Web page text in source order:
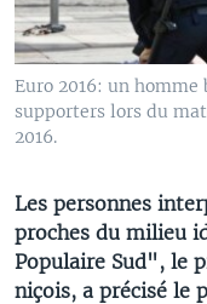
Euro 2016: un homme
supporters lors du
2016.
Les personnes
proches du milieu
Populaire Sud", le
niçois, a précisé le